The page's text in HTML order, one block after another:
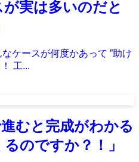
実は多いのだと
ケースが何度かあって ”助け
工...
むと完成がわかる
のですか？！」